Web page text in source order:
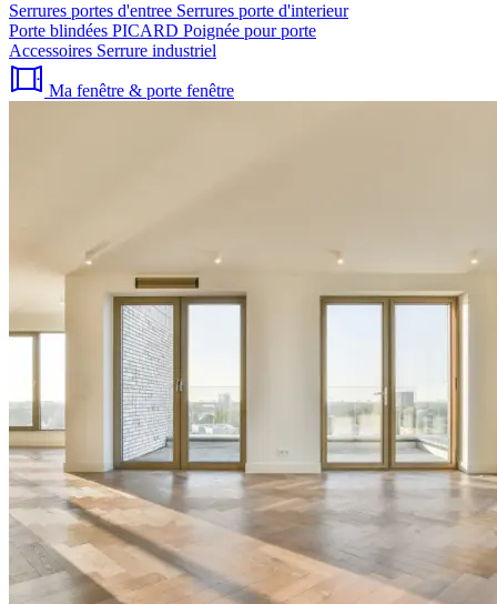
Serrures portes d'entree Serrures porte d'interieur
Porte blindées PICARD Poignée pour porte
Accessoires Serrure industriel
Ma fenêtre & porte fenêtre